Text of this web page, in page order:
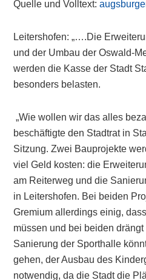
Quelle und Volltext:
Leitershofen: „….Die
und der Umbau der Oswald-
werden die Kasse der Stadt
besonders belasten.
„Wie wollen wir das alles
beschäftigte den Stadtrat in
Sitzung. Zwei Bauprojekte
viel Geld kosten: die
am Reiterweg und die
in Leitershofen. Bei beiden
Gremium allerdings einig,
müssen und bei beiden
Sanierung der Sporthalle
gehen, der Ausbau des
notwendig, da die Stadt die